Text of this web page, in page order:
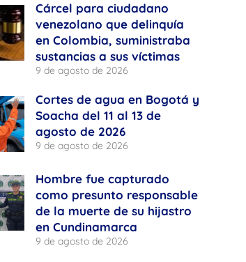
Cárcel para ciudadano
venezolano que delinquía
en Colombia, suministraba
sustancias a sus víctimas
9 de agosto de 2026
Cortes de agua en Bogotá y
Soacha del 11 al 13 de
agosto de 2026
9 de agosto de 2026
Hombre fue capturado
como presunto responsable
de la muerte de su hijastro
en Cundinamarca
9 de agosto de 2026